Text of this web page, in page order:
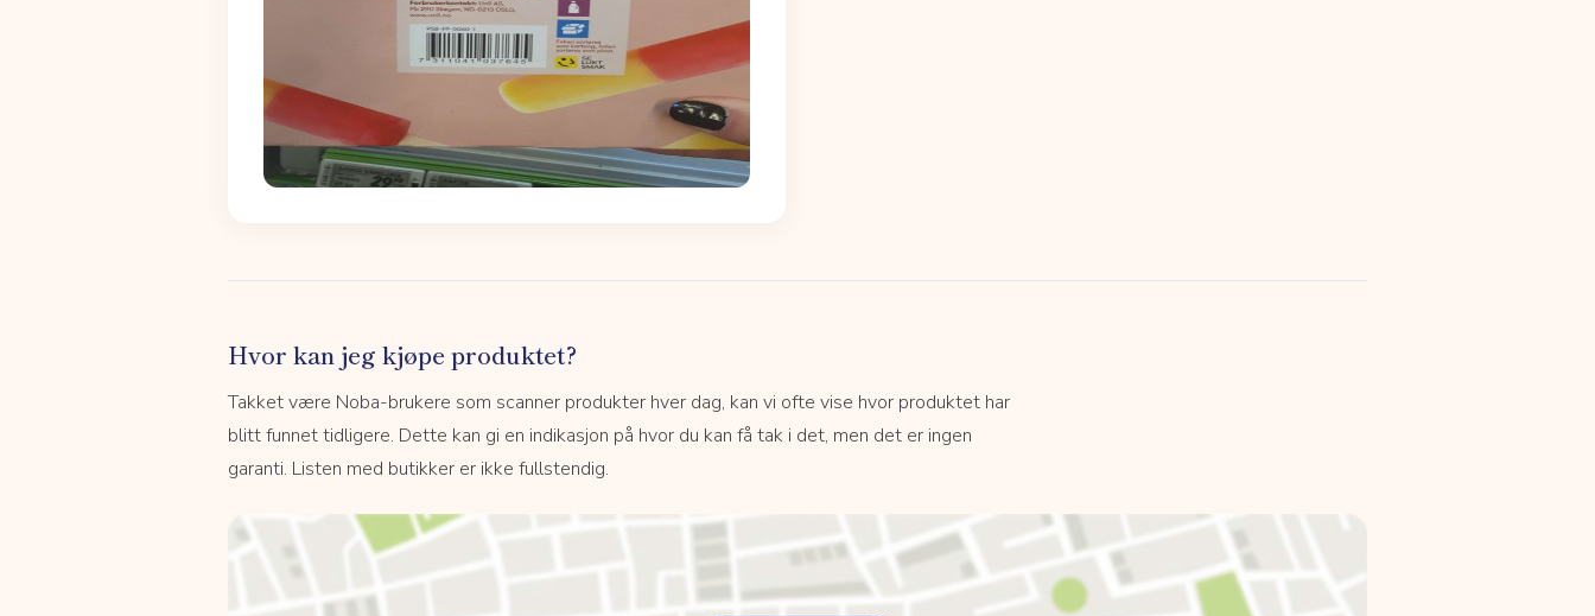
Hvor kan jeg kjøpe produktet?
Takket være Noba-brukere som scanner produkter hver dag, kan vi ofte vise hvor produktet har
blitt funnet tidligere. Dette kan gi en indikasjon på hvor du kan få tak i det, men det er ingen
garanti. Listen med butikker er ikke fullstendig.